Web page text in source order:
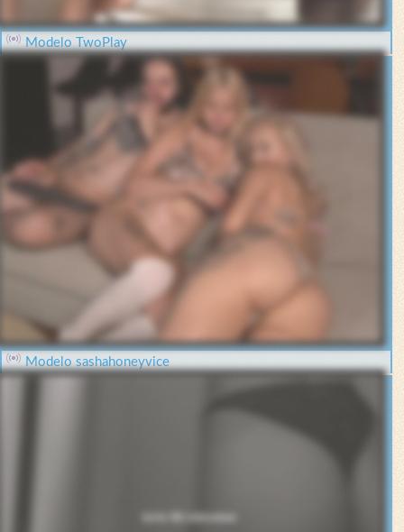
Modelo TwoPlay
Modelo sashahoneyvice